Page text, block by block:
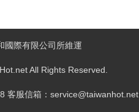
國際有限公司所維運
All Rights Reserved.
客服信箱：service@taiwanhot.net